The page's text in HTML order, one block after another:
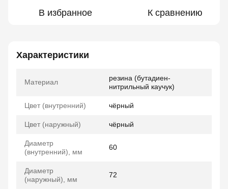
В избранное К сравнению
Характеристики
Материал
резина (бутадиен-
нитрильный каучук)
Цвет (внутренний) чёрный
Цвет (наружный) чёрный
Диаметр
(внутренний), мм
60
Диаметр
(наружный), мм
72